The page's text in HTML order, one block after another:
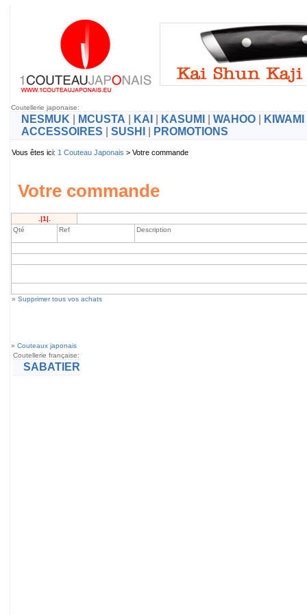
Coutellerie japonaise:
NESMUK MCUSTA KAI KASUMI WAHOO KIWAMI
ACCESSOIRES
SUSHI PROMOTIONS
Vous êtes ici: 1 Couteau Japonais > Votre commande
Votre commande
.|1|.
Qté
Ref Description
» Supprimer tous vos achats
» Couteaux japonais
Coutellerie française:
SABATIER